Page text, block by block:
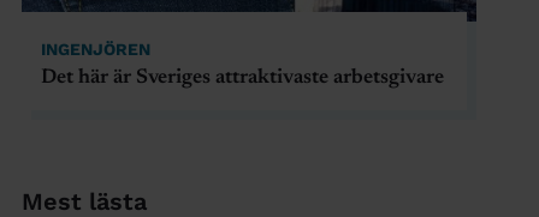
Mest lästa
INGENJÖREN
Det här är Sveriges attraktivaste arbetsgivare